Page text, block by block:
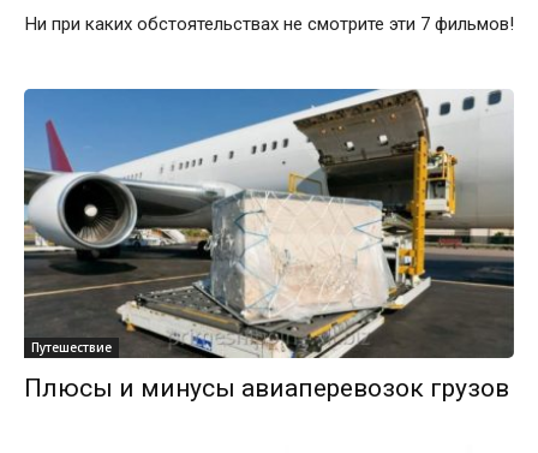
Ни при каких обстоятельствах не смотрите эти 7 фильмов!
Путешествие
Плюсы и минусы авиаперевозок грузов